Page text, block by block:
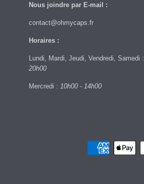
Nous joindre par E-mail :
contact@ohmycaps.fr
Horaires :
Lundi, Mardi, Jeudi, Vendredi, Samedi :
20h00
Mercredi : 10h00 - 14h00